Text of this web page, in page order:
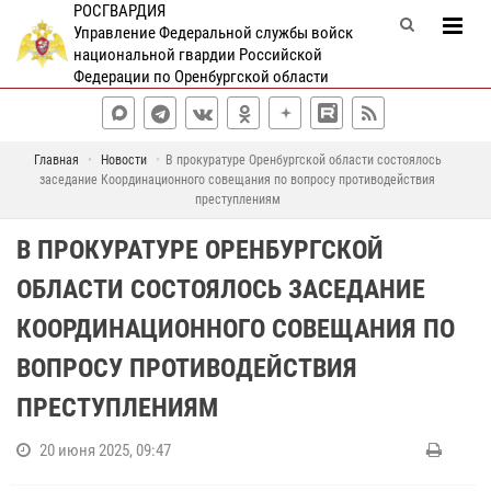
РОСГВАРДИЯ
Управление Федеральной службы войск
национальной гвардии Российской
Федерации по Оренбургской области
Главная Новости
В прокуратуре Оренбургской области состоялось
заседание Координационного совещания по вопросу противодействия
преступлениям
В ПРОКУРАТУРЕ ОРЕНБУРГСКОЙ
ОБЛАСТИ СОСТОЯЛОСЬ ЗАСЕДАНИЕ
КООРДИНАЦИОННОГО СОВЕЩАНИЯ ПО
ВОПРОСУ ПРОТИВОДЕЙСТВИЯ
ПРЕСТУПЛЕНИЯМ
20 июня 2025, 09:47